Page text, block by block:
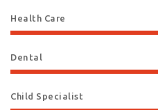
Health Care
Dental
Child Specialist